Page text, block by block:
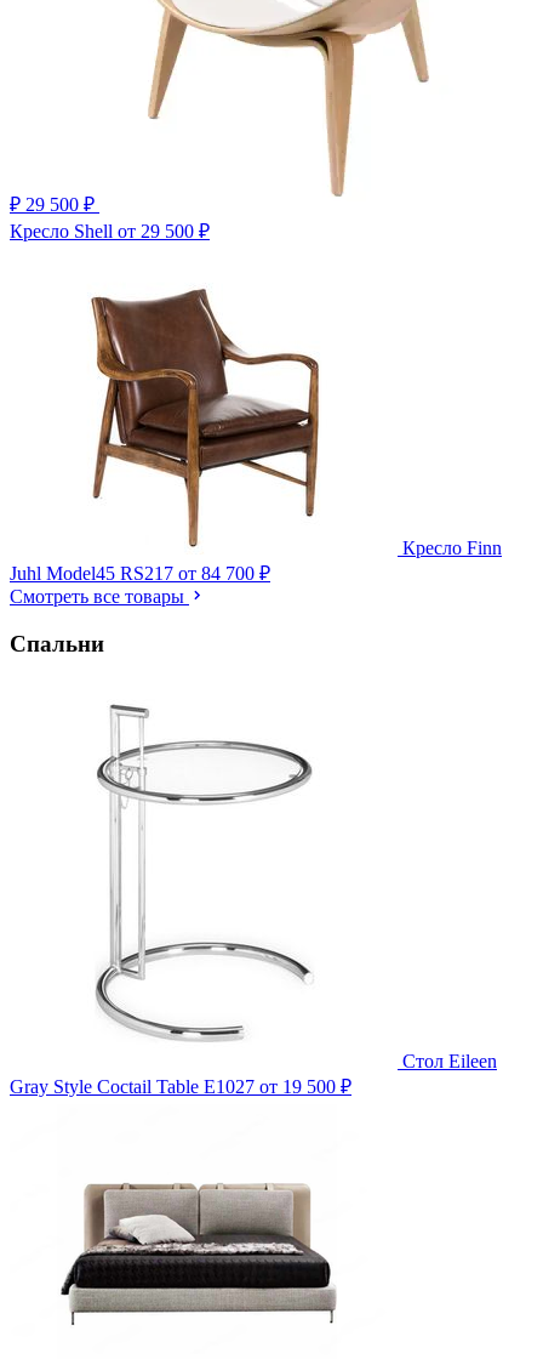
₽ 29 500 ₽
Кресло Shell от 29 500 ₽
Кресло Finn
Juhl Model45 RS217 от 84 700 ₽
Смотреть все товары
Спальни
Стол Eileen
Gray Style Coctail Table E1027 от 19 500 ₽